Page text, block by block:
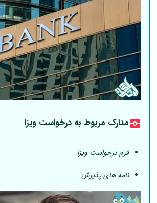
مدارک مربوط به درخواست ویزا
فرم درخواست ویزا
نامه های پذیرش